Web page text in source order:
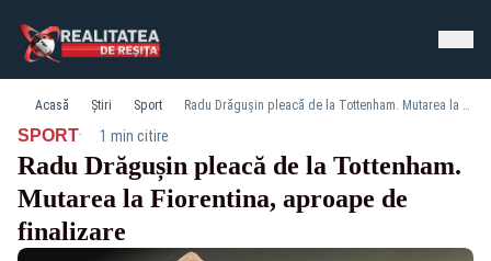
Acasă Știri Sport Radu Drăgușin pleacă de la Tottenham. Mutarea la Fiorentina, aproape de finalizare
SPORT· 1 min citire
Radu Drăgușin pleacă de la Tottenham.
Mutarea la Fiorentina, aproape de
finalizare